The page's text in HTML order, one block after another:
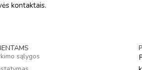
kontaktais.
sąlygos